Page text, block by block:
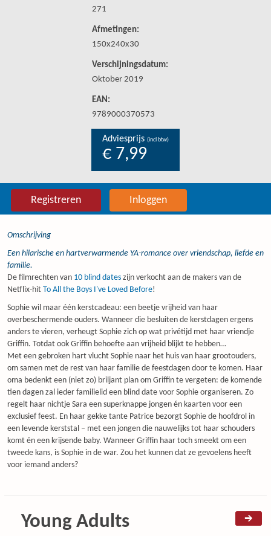
271
Afmetingen:
150x240x30
Verschijningsdatum:
Oktober 2019
EAN:
9789000370573
Adviesprijs (incl btw)
€ 7,99
Registreren Inloggen
Omschrijving
Een hilarische en hartverwarmende YA-romance over vriendschap, liefde en
familie.
De filmrechten van 10 blind dates zijn verkocht aan de makers van de
Netflix-hit To All the Boys I've Loved Before!
Sophie wil maar één kerstcadeau: een beetje vrijheid van haar
overbeschermende ouders. Wanneer die besluiten de kerstdagen ergens
anders te vieren, verheugt Sophie zich op wat privétijd met haar vriendje
Griffin. Totdat ook Griffin behoefte aan vrijheid blijkt te hebben…
Met een gebroken hart vlucht Sophie naar het huis van haar grootouders,
om samen met de rest van haar familie de feestdagen door te komen. Haar
oma bedenkt een (niet zo) briljant plan om Griffin te vergeten: de komende
tien dagen zal ieder familielid een blind date voor Sophie organiseren. Zo
regelt haar nichtje Sara een superknappe jongen én kaarten voor een
exclusief feest. En haar gekke tante Patrice bezorgt Sophie de hoofdrol in
een levende kerststal – met een jongen die nauwelijks tot haar schouders
komt én een krijsende baby. Wanneer Griffin haar toch smeekt om een
tweede kans, is Sophie in de war. Zou het kunnen dat ze gevoelens heeft
voor iemand anders?
Young Adults